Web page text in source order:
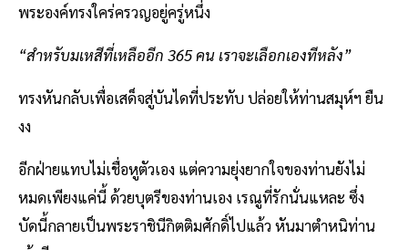
พระองค์ทรงใคร่ครวญอยู่ครู่หนึ่ง
“สำหรับมเหสีที่เหลืออีก 365 คน เราจะเลือกเองทีหลัง”
ทรงหันกลับเพื่อเสด็จสู่บันไดที่ประทับ ปล่อยให้ท่านสมุห์ฯ ยืน
งง
อีกฝ่ายแทบไม่เชื่อหูตัวเอง แต่ความยุ่งยากใจของท่านยังไม่
หมดเพียงแค่นี้ ด้วยบุตรีของท่านเอง เรณูที่รักนั่นแหละ ซึ่ง
บัดนี้กลายเป็นพระราชินีกิตติมศักดิ์ไปแล้ว หันมาตำหนิท่าน